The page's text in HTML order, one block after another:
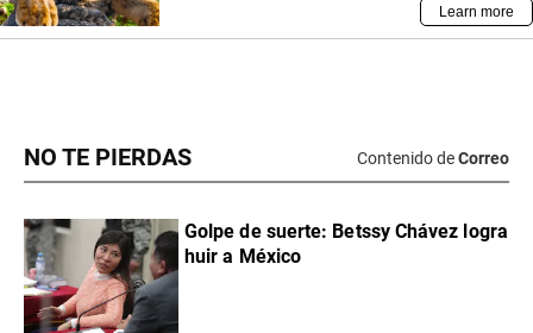
NO TE PIERDAS Contenido deCorreo
Golpe de suerte: Betssy Chávez logra
huir a México